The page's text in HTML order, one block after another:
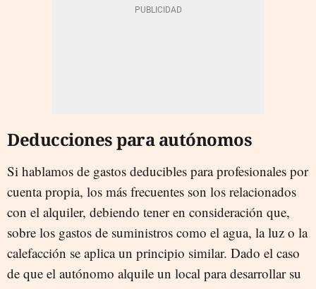
Deducciones para autónomos
Si hablamos de gastos deducibles para profesionales por
cuenta propia, los más frecuentes son los relacionados
con el alquiler, debiendo tener en consideración que,
sobre los gastos de suministros como el agua, la luz o la
calefacción se aplica un principio similar. Dado el caso
de que el autónomo alquile un local para desarrollar su